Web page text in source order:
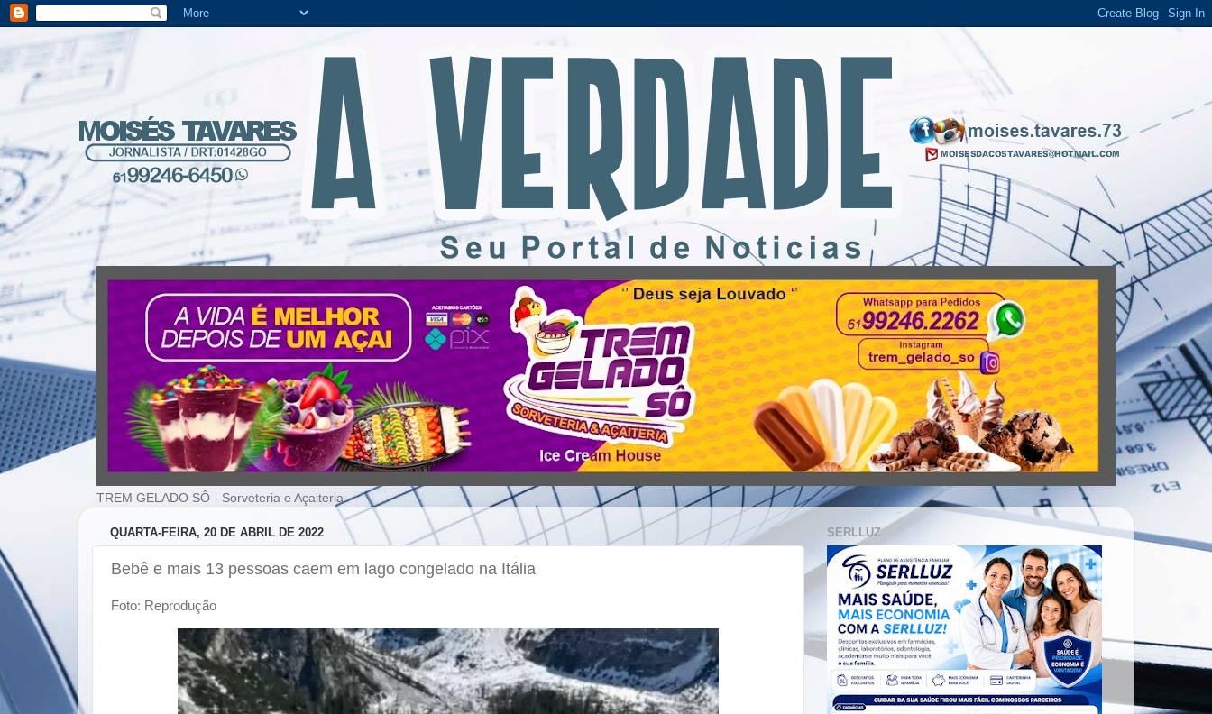
TREM GELADO SÔ - Sorveteria e Açaiteria
QUARTA-FEIRA, 20 DE ABRIL DE 2022
Bebê e mais 13 pessoas caem em lago congelado na Itália
Foto: Reprodução
SERLLUZ